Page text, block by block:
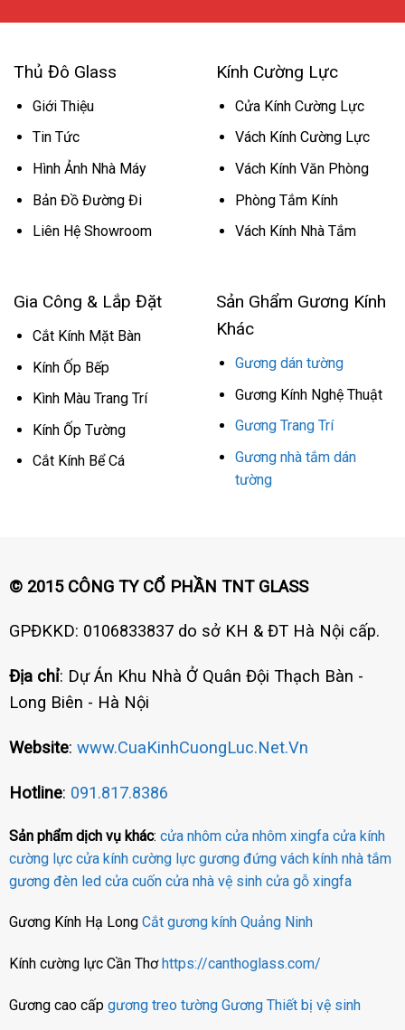
Thủ Đô Glass
Giới Thiệu
Tin Tức
Hình Ảnh Nhà Máy
Bản Đồ Đường Đi
Liên Hệ Showroom
Kính Cường Lực
Cửa Kính Cường Lực
Vách Kính Cường Lực
Vách Kính Văn Phòng
Phòng Tắm Kính
Vách Kính Nhà Tắm
Gia Công & Lắp Đặt
Cắt Kính Mặt Bàn
Kính Ốp Bếp
Kình Màu Trang Trí
Kính Ốp Tường
Cắt Kính Bể Cá
Sản Ghẩm Gương Kính
Khác
Gương dán tường
Gương Kính Nghệ Thuật
Gương Trang Trí
Gương nhà tắm dán
tường
© 2015 CÔNG TY CỔ PHẦN TNT GLASS
GPĐKKD: 0106833837 do sở KH & ĐT Hà Nội cấp.
Địa chỉ: Dự Án Khu Nhà Ở Quân Đội Thạch Bàn -
Long Biên - Hà Nội
Website: www.CuaKinhCuongLuc.Net.Vn
Hotline: 091.817.8386
Sản phẩm dịch vụ khác: cửa nhôm cửa nhôm xingfa cửa kính
cường lực cửa kính cường lực gương đứng vách kính nhà tắm
gương đèn led cửa cuốn cửa nhà vệ sinh cửa gỗ xingfa
Gương Kính Hạ Long Cắt gương kính Quảng Ninh
Kính cường lực Cần Thơhttps://canthoglass.com/
Gương cao cấp gương treo tường Gương Thiết bị vệ sinh